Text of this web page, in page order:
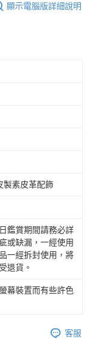
顯示電腦版詳細說明
製素皮革配飾
鑑賞期間請務必詳
或缺漏，一經使用
一經拆封使用，將
退貨。
幕裝置而有些許色
客服